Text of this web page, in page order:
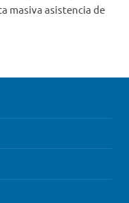
masiva asistencia de